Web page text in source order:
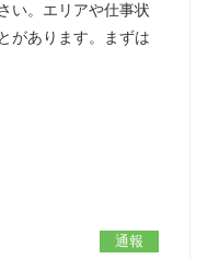
い。エリアや仕事状
があります。まずは
通報